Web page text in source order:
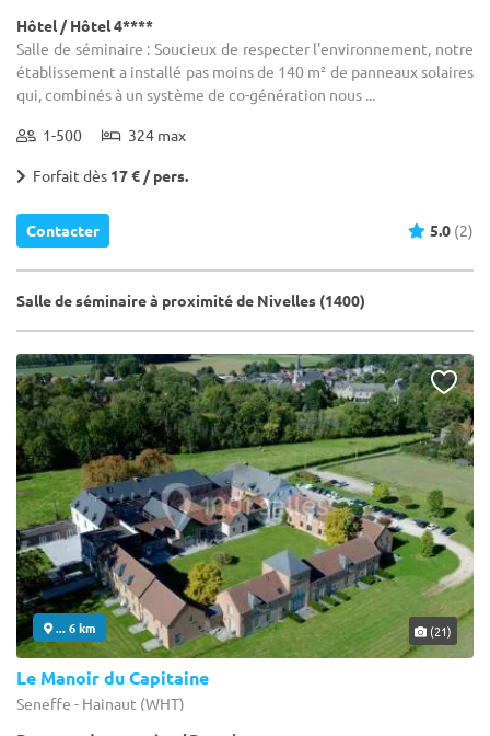
Hôtel / Hôtel 4****
Salle de séminaire : Soucieux de respecter l'environnement, notre
établissement a installé pas moins de 140 m² de panneaux solaires
qui, combinés à un système de co-génération nous ...
1-500 324 max
Forfait dès 17 € / pers.
Contacter 5.0 (2)
Salle de séminaire à proximité de Nivelles (1400)
... 6 km (21)
Le Manoir du Capitaine
Seneffe - Hainaut (WHT)